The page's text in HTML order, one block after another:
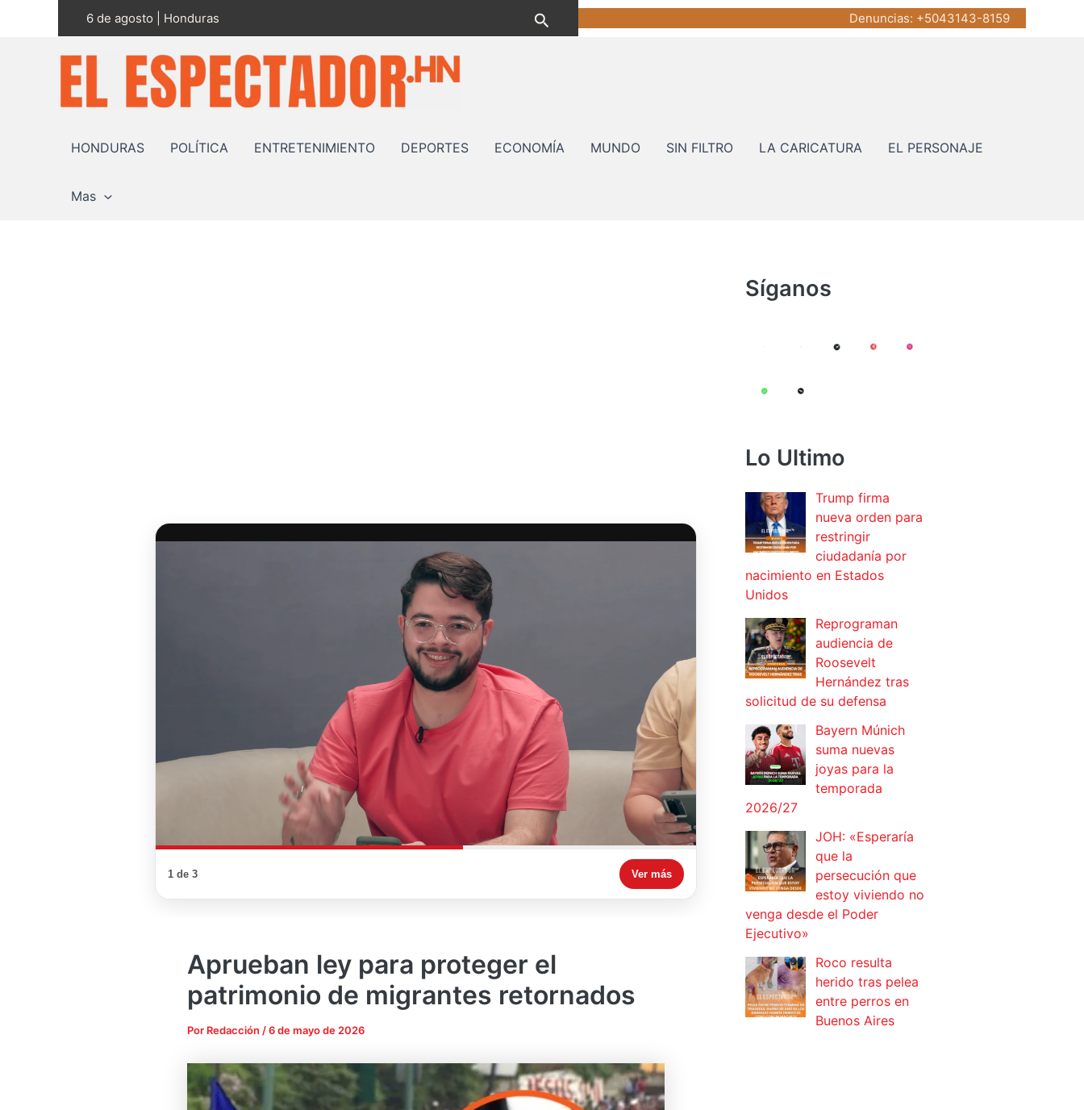
6 de agosto | Honduras Buscar Denuncias: +5043143-8159
HONDURAS POLÍTICA ENTRETENIMIENTO DEPORTES ECONOMÍA MUNDO SIN FILTRO LA CARICATURA EL PERSONAJE
Mas
1 de 3 Ver más
Aprueban ley para proteger el
patrimonio de migrantes retornados
Por Redacción /6 de mayo de 2026
Síganos
Lo Ultimo
Trump firma
nueva orden para
restringir
ciudadanía por
nacimiento en Estados
Unidos
Reprograman
audiencia de
Roosevelt
Hernández tras
solicitud de su defensa
Bayern Múnich
suma nuevas
joyas para la
temporada
2026/27
JOH: «Esperaría
que la
persecución que
estoy viviendo no
venga desde el Poder
Ejecutivo»
Roco resulta
herido tras pelea
entre perros en
Buenos Aires